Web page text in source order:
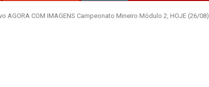
AGORA COM IMAGENS Campeonato Mineiro Módulo 2, HOJE (26/08)